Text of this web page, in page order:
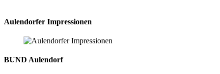
Aulendorfer Impressionen
BUND Aulendorf